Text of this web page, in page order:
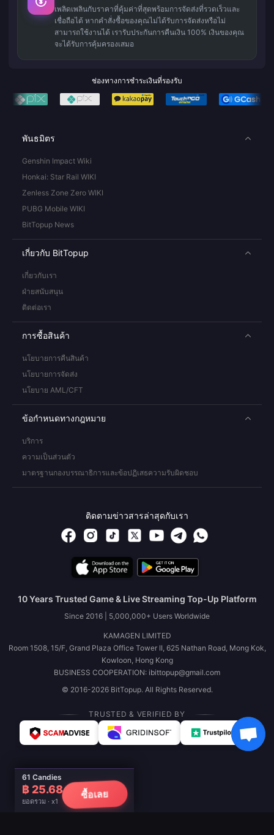
61 Candies
฿ 25.68
ยอดรวม · x1
ซื้อเลย
เพลิดเพลินกับราคาที่คุ้มค่าที่สุดพร้อมการจัดส่งที่รวดเร็วและ
เชื่อถือได้ หากคำสั่งซื้อของคุณไม่ได้รับการจัดส่งหรือไม่
สามารถใช้งานได้ เรารับประกันการคืนเงิน 100% เงินของคุณ
จะได้รับการคุ้มครองเสมอ
ช่องทางการชำระเงินที่รองรับ
พันธมิตร
Genshin Impact Wiki
Honkai: Star Rail WIKI
Zenless Zone Zero WIKI
PUBG Mobile WIKI
BitTopup News
เกี่ยวกับ BitTopup
เกี่ยวกับเรา
ฝ่ายสนับสนุน
ติดต่อเรา
การซื้อสินค้า
นโยบายการคืนสินค้า
นโยบายการจัดส่ง
นโยบาย AML/CFT
ข้อกำหนดทางกฎหมาย
บริการ
ความเป็นส่วนตัว
มาตรฐานกองบรรณาธิการและข้อปฏิเสธความรับผิดชอบ
ติดตามข่าวสารล่าสุดกับเรา
10 Years Trusted Game & Live Streaming Top-Up Platform
Since 2016 | 5,000,000+ Users Worldwide
KAMAGEN LIMITED
Room 1508, 15/F, Grand Plaza Office Tower II, 625 Nathan Road, Mong Kok,
Kowloon, Hong Kong
BUSINESS COOPERATION: ibittopup@gmail.com
© 2016-2026 BitTopup. All Rights Reserved.
TRUSTED & VERIFIED BY